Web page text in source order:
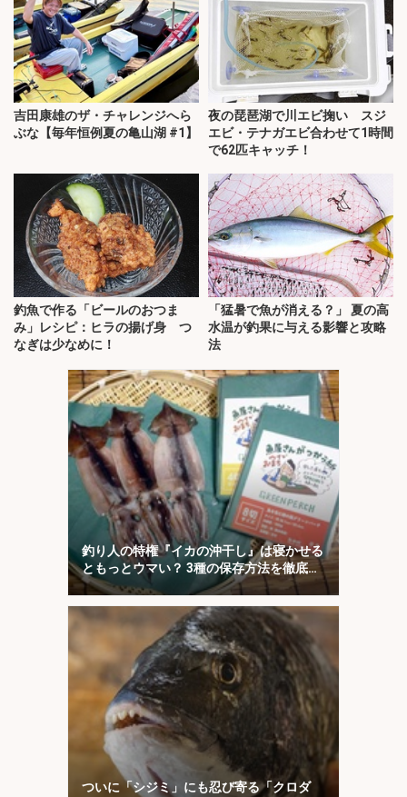
吉田康雄のザ・チャレンジへら
ぶな【毎年恒例夏の亀山湖 #1】
夜の琵琶湖で川エビ掬い スジ
エビ・テナガエビ合わせて1時間
で62匹キャッチ！
釣魚で作る「ビールのおつま
み」レシピ：ヒラの揚げ身 つ
なぎは少なめに！
「猛暑で魚が消える？」 夏の高
水温が釣果に与える影響と攻略
法
釣り人の特権『イカの沖干し』は寝かせる
ともっとウマい？ 3種の保存方法を徹底検
証
ついに「シジミ」にも忍び寄る「クロダ